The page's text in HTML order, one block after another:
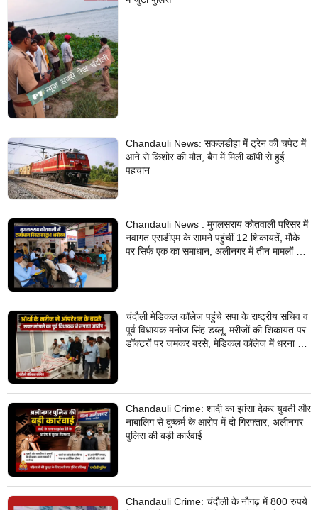
Chandauli News: सकलडीहा में ट्रेन की चपेट में
आने से किशोर की मौत, बैग में मिली कॉपी से हुई
पहचान
Chandauli News : मुगलसराय कोतवाली परिसर में
नवागत एसडीएम के सामने पहुंचीं 12 शिकायतें, मौके
पर सिर्फ एक का समाधान; अलीनगर में तीन मामलों का
चंदौली मेडिकल कॉलेज पहुंचे सपा के राष्ट्रीय सचिव व
पूर्व विधायक मनोज सिंह डब्लू, मरीजों की शिकायत पर
डॉक्टरों पर जमकर बरसे, मेडिकल कॉलेज में धरना देने
Chandauli Crime: शादी का झांसा देकर युवती और
नाबालिग से दुष्कर्म के आरोप में दो गिरफ्तार, अलीनगर
पुलिस की बड़ी कार्रवाई
Chandauli Crime: चंदौली के नौगढ़ में 800 रुपये